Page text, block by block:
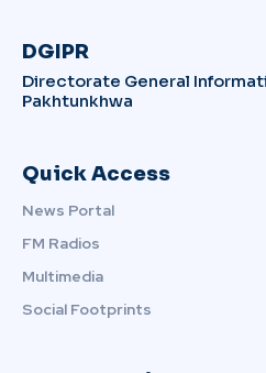
DGIPR
Directorate General
Pakhtunkhwa
Quick Access
News Portal
FM Radios
Multimedia
Social Footprints